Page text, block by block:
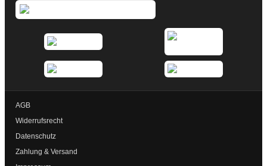
AGB
Widerrufsrecht
Datenschutz
Zahlung & Versand